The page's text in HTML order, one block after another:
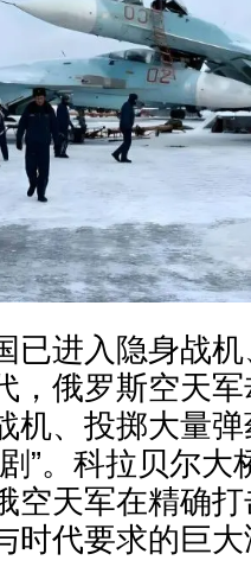
已进入隐身战
，俄罗斯空天
机、投掷大量
”。科拉贝尔
空天军在精确
时代要求的巨